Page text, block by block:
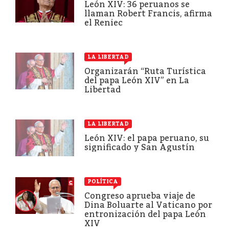
León XIV: 36 peruanos se
llaman Robert Francis, afirma
el Reniec
LA LIBERTAD
Organizarán “Ruta Turística
del papa León XIV” en La
Libertad
LA LIBERTAD
León XIV: el papa peruano, su
significado y San Agustín
POLÍTICA
Congreso aprueba viaje de
Dina Boluarte al Vaticano por
entronización del papa León
XIV